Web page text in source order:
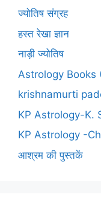
ज्योतिष संग्रह
हस्त रेखा ज्ञान
नाड़ी ज्योतिष
Astrology Books
krishnamurti
KP Astrology-K.
KP Astrology -
आश्रम की पुस्तकें